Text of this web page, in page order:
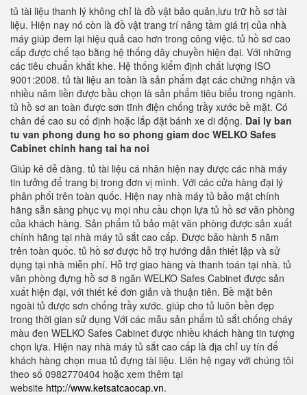
tủ tài liệu thanh lý không chỉ là đồ vật bảo quản,lưu trữ hồ sơ tài
liệu. Hiện nay nó còn là đồ vật trang trí nâng tầm giá trị của nhà
máy giúp đem lại hiệu quả cao hơn trong công việc. tủ hồ sơ cao
cấp được chế tạo bằng hệ thống dây chuyền hiện đại. Với những
các tiêu chuẩn khắt khe. Hệ thống kiểm định chất lượng ISO
9001:2008. tủ tài liệu an toàn là sản phẩm đạt các chứng nhận và
nhiều năm liền được bầu chọn là sản phẩm tiêu biểu trong ngành.
tủ hồ sơ an toàn được sơn tĩnh điện chống trầy xước bề mặt. Có
chân đế cao su cố định hoặc lắp đặt bánh xe di động. Dai ly ban
tu van phong dung ho so phong giam doc WELKO Safes
Cabinet chinh hang tai ha noi
Giúp kê dễ dàng. tủ tài liệu cá nhân hiện nay được các nhà máy
tin tưởng để trang bị trong đơn vị mình. Với các cửa hàng đại lý
phân phối trên toàn quốc. Hiện nay nhà máy tủ bảo mật chính
hãng sẵn sàng phục vụ mọi nhu cầu chọn lựa tủ hồ sơ văn phòng
của khách hàng. Sản phẩm tủ bảo mật văn phòng được sản xuất
chính hãng tại nhà máy tủ sắt cao cấp. Được bảo hành 5 năm
trên toàn quốc. tủ hồ sơ được hỗ trợ hướng dẫn thiết lập và sử
dụng tại nhà miễn phí. Hỗ trợ giao hàng và thanh toán tại nhà. tủ
văn phòng đựng hồ sơ 8 ngăn WELKO Safes Cabinet được sản
xuất hiện đại, với thiết kế đơn giản và thuận tiên. Bề mặt bên
ngoài tủ được sơn chống trầy xước. giúp cho tủ luôn bền đẹp
trong thời gian sử dụng Với các mẫu sản phẩm tủ sắt chống cháy
màu đen WELKO Safes Cabinet được nhiều khách hàng tin tượng
chọn lựa. Hiện nay nhà máy tủ sắt cao cấp là địa chỉ uy tín để
khách hàng chọn mua tủ đựng tài liệu. Liên hệ ngay với chúng tôi
theo số 0982770404 hoặc xem thêm tại
website http://www.ketsatcaocap.vn.